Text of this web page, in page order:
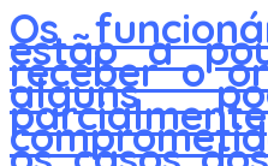
Os
estão a
receber o
alguns
parcialmente